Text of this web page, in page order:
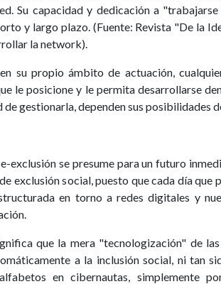
Su capacidad y dedicación a
y largo plazo. (Fuente: Revista "De la
la network).
su propio ámbito de actuación,
le posicione y le permita desarrollarse
de gestionarla, dependen sus posibilidades
exclusión se presume para un futuro
exclusión social, puesto que cada día que
en torno a redes digitales y
que la mera "tecnologización" de
a la inclusión social, ni tan
en cibernautas, simplemente